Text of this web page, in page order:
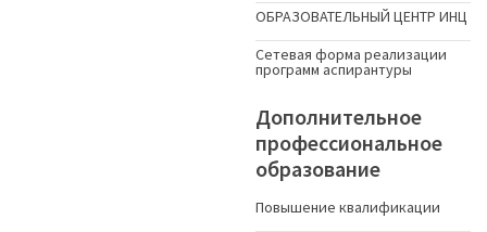
ОБРАЗОВАТЕЛЬНЫЙ ЦЕНТР ИНЦ
Сетевая форма реализации
программ аспирантуры
Дополнительное
профессиональное
образование
Повышение квалификации